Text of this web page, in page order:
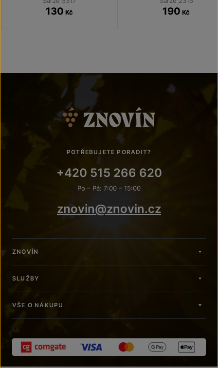
130 Kč 190 Kč
POTŘEBUJETE PORADIT?
+420 515 266 620
Po – Pá: 7:00 – 15:00
znovin@znovin.cz
ZNOVÍN
SLUŽBY
VŠE O NÁKUPU